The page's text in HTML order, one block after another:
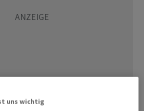
veröffentlichten Video sagte ⁠Elon
uns wichtig